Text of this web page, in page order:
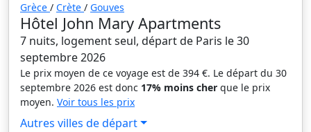
Grèce / Crète / Gouves
Hôtel John Mary Apartments
7 nuits, logement seul, départ de Paris le 30
septembre 2026
Le prix moyen de ce voyage est de 394 €. Le départ du 30
septembre 2026 est donc 17% moins cher que le prix
moyen. Voir tous les prix
Autres villes de départ